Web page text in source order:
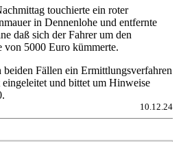
touchierte ein roter
in Dennenlohe und entfernte
daß sich der Fahrer um den
von 5000 Euro kümmerte.
Fällen ein Ermittlungsverfahren
und bittet um Hinweise
10.12.24